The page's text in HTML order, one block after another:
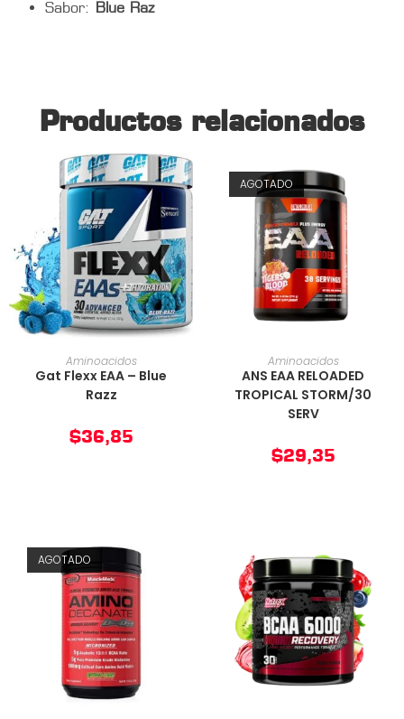
Sabor: Blue Raz
Productos relacionados
AÑADIR AL CARRITO
Aminoacidos
Gat Flexx EAA – Blue
Razz
$36,85
AGOTADO
AÑADIR AL CARRITO
Aminoacidos
ANS EAA RELOADED
TROPICAL STORM/30
SERV
$29,35
AGOTADO